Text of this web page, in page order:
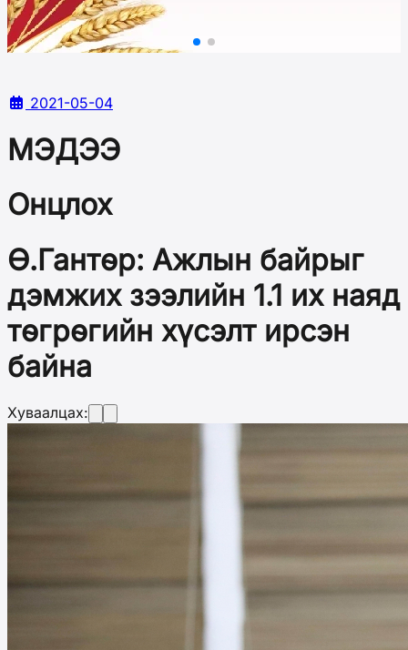
2021-05-04
МЭДЭЭ
Онцлох
Ө.Гантөр: Ажлын байрыг
дэмжих зээлийн 1.1 их наяд
төгрөгийн хүсэлт ирсэн
байна
Хуваалцах: